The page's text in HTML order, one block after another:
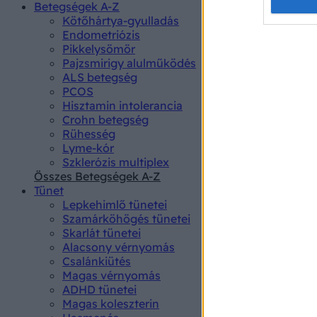
Betegségek A-Z
Kötőhártya-gyulladás
Endometriózis
Pikkelysömör
Pajzsmirigy alulműködés
ALS betegség
PCOS
Hisztamin intolerancia
Crohn betegség
Rühesség
Lyme-kór
Szklerózis multiplex
Összes Betegségek A-Z
Tünet
Lepkehimlő tünetei
Szamárköhögés tünetei
Skarlát tünetei
Alacsony vérnyomás
Csalánkiütés
Magas vérnyomás
ADHD tünetei
Magas koleszterin